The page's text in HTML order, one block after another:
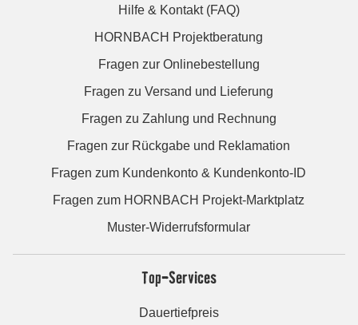
Hilfe & Kontakt (FAQ)
HORNBACH Projektberatung
Fragen zur Onlinebestellung
Fragen zu Versand und Lieferung
Fragen zu Zahlung und Rechnung
Fragen zur Rückgabe und Reklamation
Fragen zum Kundenkonto & Kundenkonto-ID
Fragen zum HORNBACH Projekt-Marktplatz
Muster-Widerrufsformular
Top-Services
Dauertiefpreis